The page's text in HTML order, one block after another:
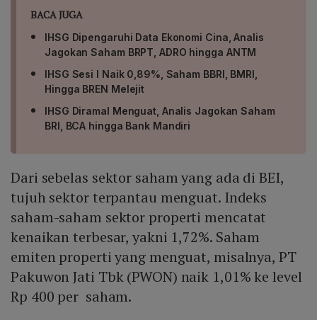
BACA JUGA
IHSG Dipengaruhi Data Ekonomi Cina, Analis
Jagokan Saham BRPT, ADRO hingga ANTM
IHSG Sesi I Naik 0,89%, Saham BBRI, BMRI,
Hingga BREN Melejit
IHSG Diramal Menguat, Analis Jagokan Saham
BRI, BCA hingga Bank Mandiri
Dari sebelas sektor saham yang ada di BEI,
tujuh sektor terpantau menguat. Indeks
saham-saham sektor properti mencatat
kenaikan terbesar, yakni 1,72%. Saham
emiten properti yang menguat, misalnya, PT
Pakuwon Jati Tbk (PWON) naik 1,01% ke level
Rp 400 per saham.